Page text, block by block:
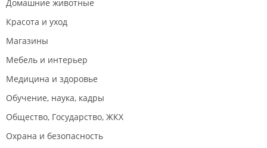
Домашние животные
Красота и уход
Магазины
Мебель и интерьер
Медицина и здоровье
Обучение, наука, кадры
Общество, Государство, ЖКХ
Охрана и безопасность